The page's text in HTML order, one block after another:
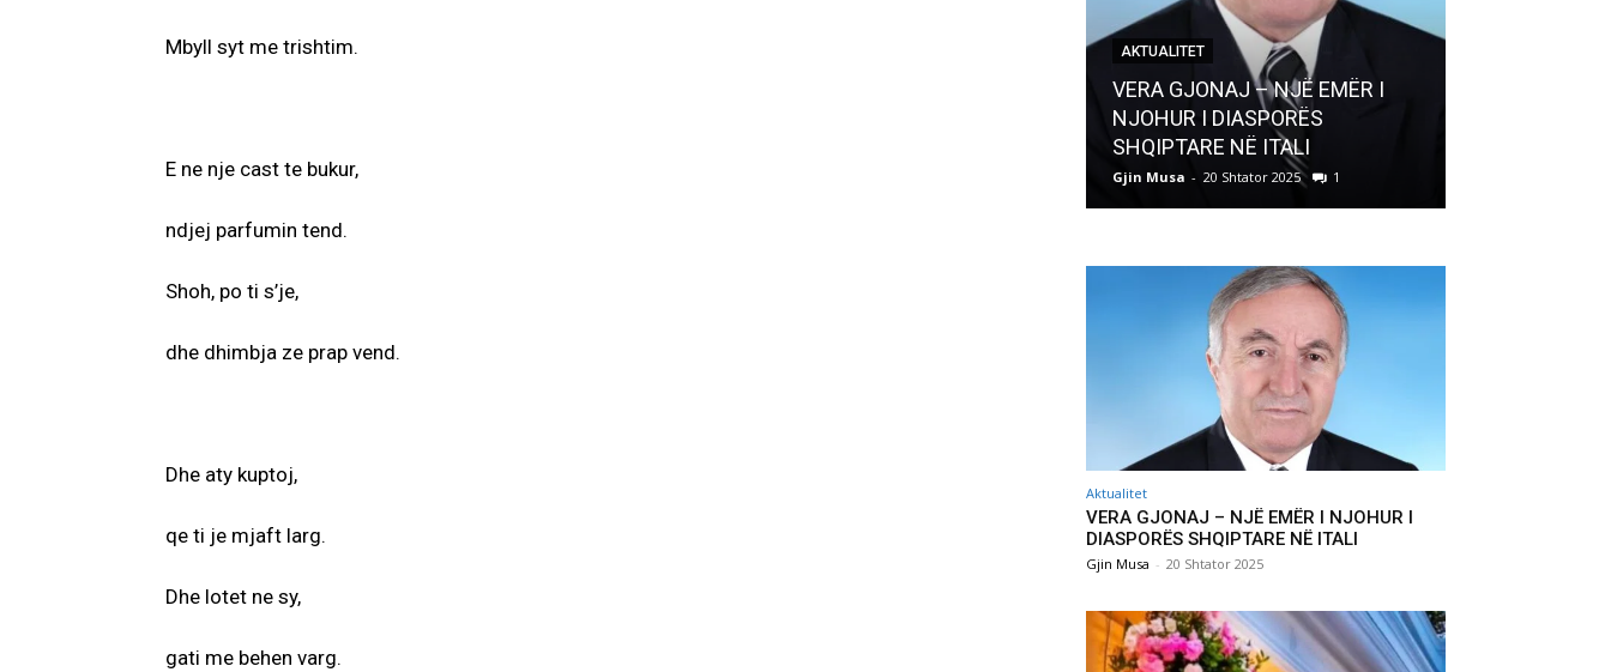
Mbyll syt me trishtim.
E ne nje cast te bukur,
ndjej parfumin tend.
Shoh, po ti s’je,
dhe dhimbja ze prap vend.
Dhe aty kuptoj,
qe ti je mjaft larg.
Dhe lotet ne sy,
gati me behen varg.
AKTUALITET
VERA GJONAJ – NJË EMËR I
NJOHUR I DIASPORËS
SHQIPTARE NË ITALI
Gjin Musa - 20 Shtator 2025 1
Aktualitet
VERA GJONAJ – NJË EMËR I NJOHUR I
DIASPORËS SHQIPTARE NË ITALI
Gjin Musa - 20 Shtator 2025